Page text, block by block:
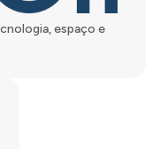
espaço e